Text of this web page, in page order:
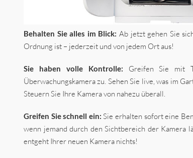
Behalten Sie alles im Blick: Ab jetzt gehen Sie
Ordnung ist – jederzeit und von jedem Ort aus!
Sie haben volle Kontrolle: Greifen Sie mit
Überwachungskamera zu. Sehen Sie live, was im
Steuern Sie Ihre Kamera von nahezu überall.
Greifen Sie schnell ein: Sie erhalten sofort eine
wenn jemand durch den Sichtbereich der Kamera
entgeht Ihrer neuen Kamera nichts!